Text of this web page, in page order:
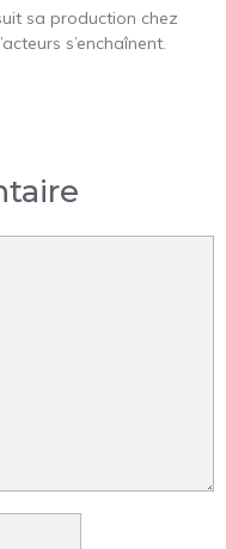
sa production chez
s’enchaînent.